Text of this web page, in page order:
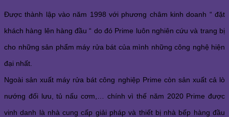
Được thành lập vào năm 1998 với phương châm kinh doanh “ đặt
khách hàng lên hàng đầu “ do đó Prime luôn nghiên cứu và trang bị
cho những sản phẩm máy rửa bát của mình những công nghệ hiện
đại nhất.
Ngoài sản xuất máy rửa bát công nghiệp Prime còn sản xuất cả lò
nướng đối lưu, tủ nấu cơm,… chính vì thế năm 2020 Prime được
vinh danh là nhà cung cấp giải pháp và thiết bị nhà bếp hàng đầu